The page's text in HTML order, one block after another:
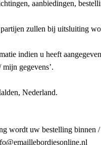
aanbiedingen,
zullen bij uitsluiting
indien u heeft
gegevens’.
Nederland.
wordt uw bestelling binnen